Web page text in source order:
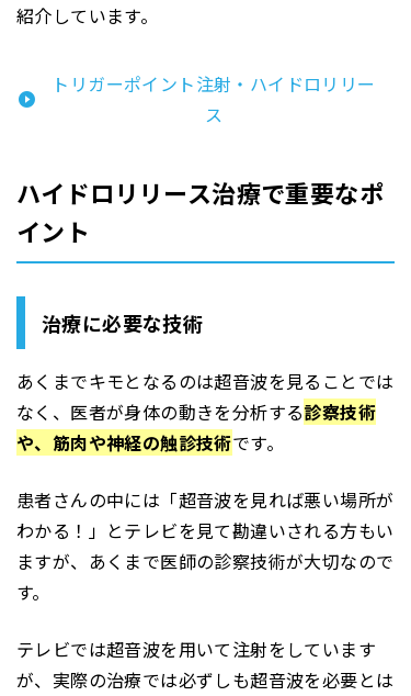
紹介しています。
トリガーポイント注射・ハイドロリリー
ス
ハイドロリリース治療で重要なポ
イント
治療に必要な技術
あくまでキモとなるのは超音波を見ることでは
なく、医者が身体の動きを分析する診察技術
や、筋肉や神経の触診技術です。
患者さんの中には「超音波を見れば悪い場所が
わかる！」とテレビを見て勘違いされる方もい
ますが、あくまで医師の診察技術が大切なので
す。
テレビでは超音波を用いて注射をしています
が、実際の治療では必ずしも超音波を必要とは